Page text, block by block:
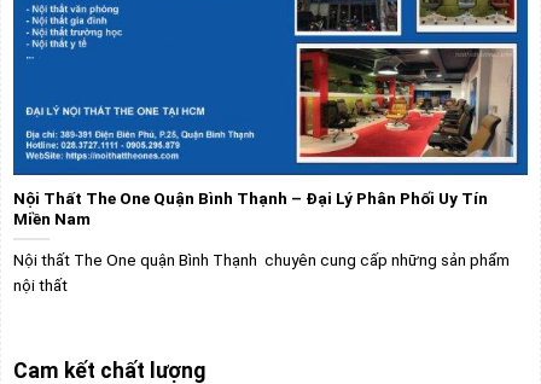
Nội Thất The One Quận Bình Thạnh – Đại Lý Phân Phối Uy Tín
Miền Nam
Nội thất The One quận Bình Thạnh chuyên cung cấp những sản phẩm
nội thất
Cam kết chất lượng